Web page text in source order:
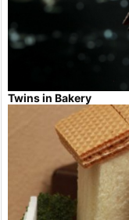
Twins in Bakery